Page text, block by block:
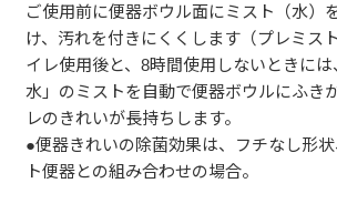
ご使用前に便器ボウル面にミスト（水）
け、汚れを付きにくくします（プレミス
イレ使用後と、8時間使用しないときに
水」のミストを自動で便器ボウルにふき
レのきれいが長持ちします。
●便器きれいの除菌効果は、フチなし形
ト便器との組み合わせの場合。